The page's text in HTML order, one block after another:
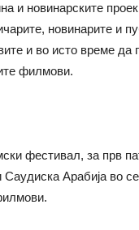
и новинарските
новинарите и
и во исто време да
филмови.
фестивал, за прв
Арабија во